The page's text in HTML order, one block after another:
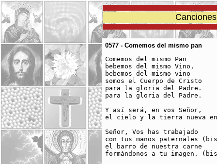
0577 - Comemos del mismo pan
Comemos del mismo Pan
bebemos del mismo Vino,
bebemos del mismo vino
somos el Cuerpo de Cristo
para la gloria del Padre.
para la gloria del Padre.
Y así será, en vos Señor,
el cielo y la tierra nueva en
Señor, Vos has trabajado
con tus manos paternales
el barro de nuestra carne
formándonos a tu imagen.